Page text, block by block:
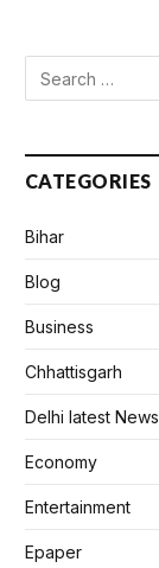
CATEGORIES
Bihar
Blog
Business
Chhattisgarh
Delhi latest News
Economy
Entertainment
Epaper